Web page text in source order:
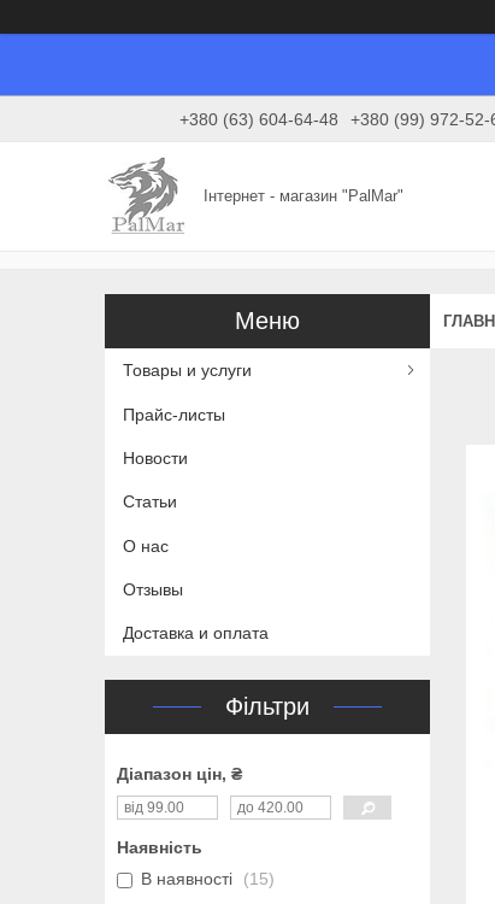
+380 (63) 604-64-48 +380 (99) 972-52-
Інтернет - магазин "PalMar"
Товары и услуги
Прайс-листы
Новости
Статьи
О нас
Отзывы
Доставка и оплата
Фільтри
Діапазон цін, ₴
Наявність
В наявності
15